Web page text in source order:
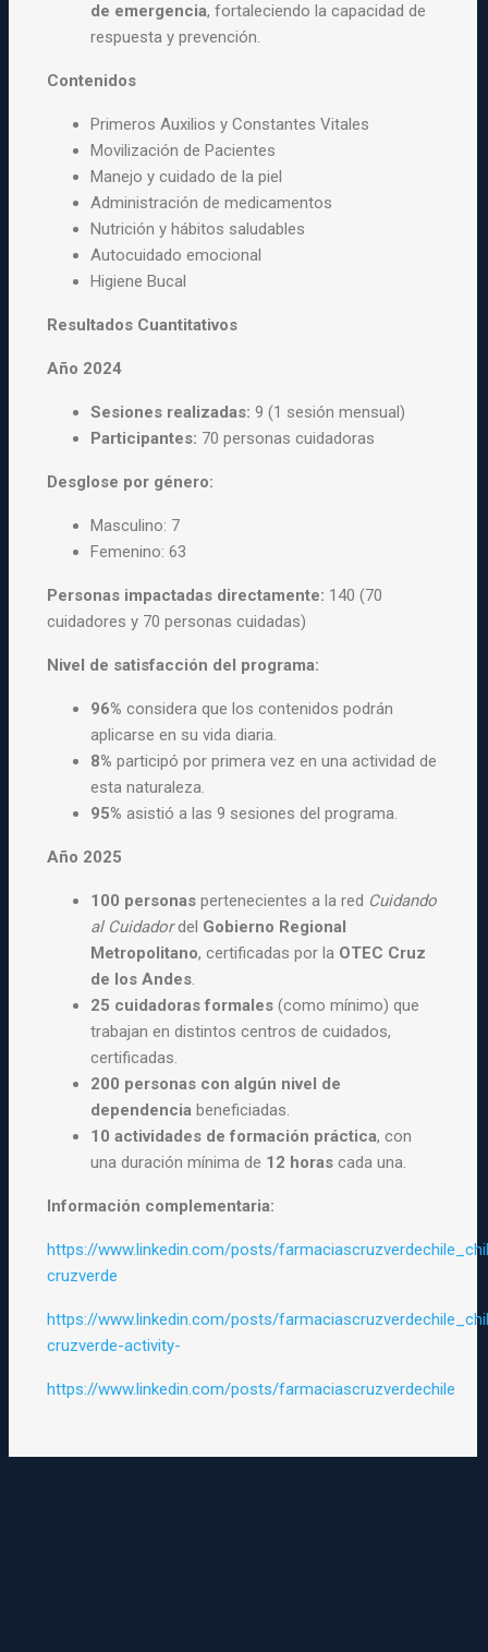
de emergencia, fortaleciendo la capacidad de
respuesta y prevención.
Contenidos
Primeros Auxilios y Constantes Vitales
Movilización de Pacientes
Manejo y cuidado de la piel
Administración de medicamentos
Nutrición y hábitos saludables
Autocuidado emocional
Higiene Bucal
Resultados Cuantitativos
Año 2024
Sesiones realizadas: 9 (1 sesión mensual)
Participantes: 70 personas cuidadoras
Desglose por género:
Masculino: 7
Femenino: 63
Personas impactadas directamente: 140 (70
cuidadores y 70 personas cuidadas)
Nivel de satisfacción del programa:
96% considera que los contenidos podrán
aplicarse en su vida diaria.
8% participó por primera vez en una actividad de
esta naturaleza.
95% asistió a las 9 sesiones del programa.
Año 2025
100 personas pertenecientes a la red Cuidando
al Cuidadordel Gobierno Regional
Metropolitano, certificadas por la OTEC Cruz
de los Andes.
25 cuidadoras formales (como mínimo) que
trabajan en distintos centros de cuidados,
certificadas.
200 personas con algún nivel de
dependencia beneficiadas.
10 actividades de formación práctica, con
una duración mínima de 12 horas cada una.
Información complementaria:
https://www.linkedin.com/posts/
cruzverde
https://www.linkedin.com/posts/
cruzverde-activity-
https://www.linkedin.com/posts/farmaciascruzverdechile